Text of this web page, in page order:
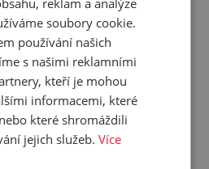
šedá
0/+400 °C
0,146 kg/m
50,00 m
soubory cookie.
používání našich
s našimi reklamními
kteří je mohou
informacemi, které
které shromáždili
jejich služeb.Více